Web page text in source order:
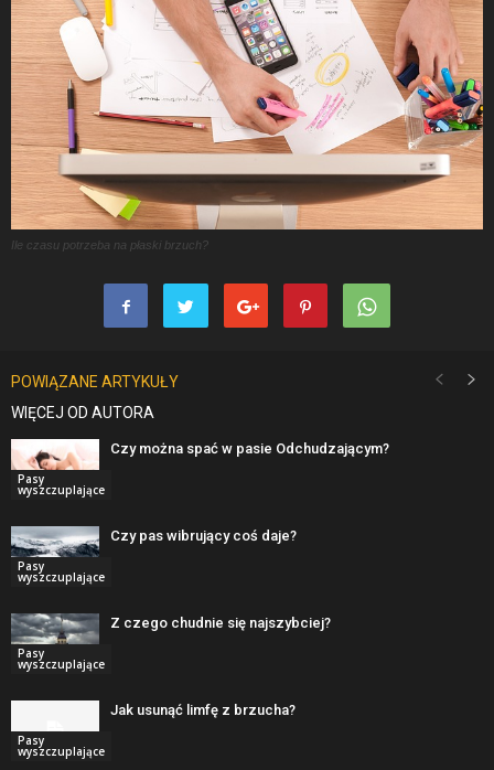
Ile czasu potrzeba na płaski brzuch?
POWIĄZANE ARTYKUŁY
WIĘCEJ OD AUTORA
Pasy
wyszczuplające
Czy można spać w pasie Odchudzającym?
Pasy
wyszczuplające
Czy pas wibrujący coś daje?
Pasy
wyszczuplające
Z czego chudnie się najszybciej?
Pasy
wyszczuplające
Jak usunąć limfę z brzucha?